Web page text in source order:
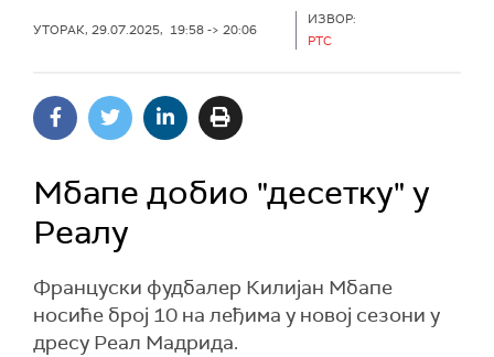
УТОРАК, 29.07.2025, 19:58 -> 20:06
ИЗВОР:
РТС
Мбапе добио "десетку" у
Реалу
Француски фудбалер Килијан Мбапе
носиће број 10 на леђима у новој сезони у
дресу Реал Мадрида.